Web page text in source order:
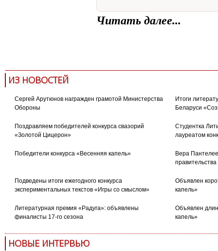
Читать далее...
ИЗ НОВОСТЕЙ
Сергей Арутюнов награжден грамотой Министерства
Обороны
Итоги
Беларуси
Поздравляем победителей конкурса свазорий
«Золотой Цицерон»
Студентка
лауреатом
Победители конкурса «Весенняя капель»
Вера
Подведены итоги ежегодного конкурса
экспериментальных текстов «Игры со смыслом»
Объявлен
капель»
Литературная премия «Радуга»: объявлены
финалисты 17-го сезона
Объявлен
капель»
НОВЫЕ ИНТЕРВЬЮ